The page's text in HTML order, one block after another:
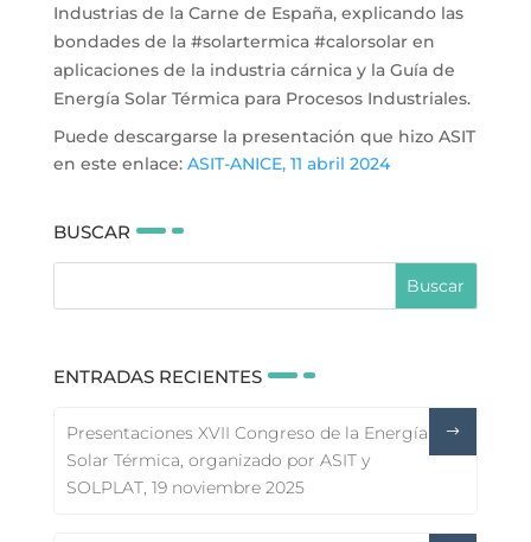
Industrias de la Carne de España, explicando las
bondades de la #solartermica #calorsolar en
aplicaciones de la industria cárnica y la Guía de
Energía Solar Térmica para Procesos Industriales.
Puede descargarse la presentación que hizo ASIT
en este enlace:ASIT-ANICE, 11 abril 2024
BUSCAR
ENTRADAS RECIENTES
Presentaciones XVII Congreso de la Energía
Solar Térmica, organizado por ASIT y
SOLPLAT, 19 noviembre 2025